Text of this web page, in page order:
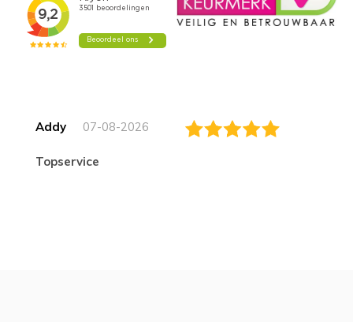
Addy 07-08-2026
topservice